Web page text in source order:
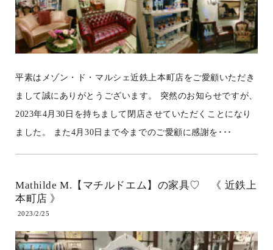
平素はメゾン・ド・マルシェ近鉄上本町店をご愛顧いただき
まして誠にありがとうございます。 突然のお知らせですが、
2023年4月30日を持ちまして閉店させていただくことになり
ました。 また4月30日まで今までのご愛顧に感謝を･･･
Mathilde М.【マチルドエム】の家具♡ 《 近鉄上
本町店 》
2023/2/25